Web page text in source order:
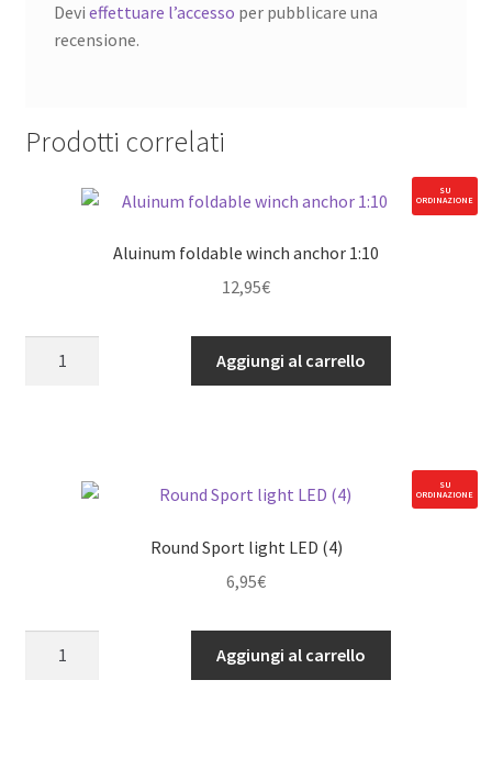
Devi effettuare l’accesso per pubblicare una
recensione.
Prodotti correlati
SU
ORDINAZIONE
Aluinum foldable winch anchor 1:10
12,95€
quantità
Aggiungi al carrello
SU
ORDINAZIONE
Round Sport light LED (4)
6,95€
Aggiungi al carrello